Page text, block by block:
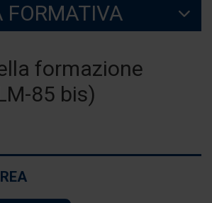
FORMATIVA
formazione
85 bis)